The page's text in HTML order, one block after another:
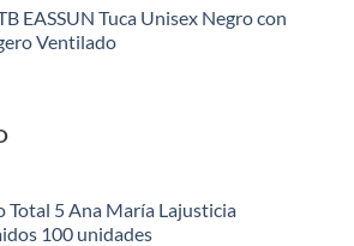
EASSUN Tuca Unisex Negro con
Ventilado
Total 5 Ana María Lajusticia
100 unidades